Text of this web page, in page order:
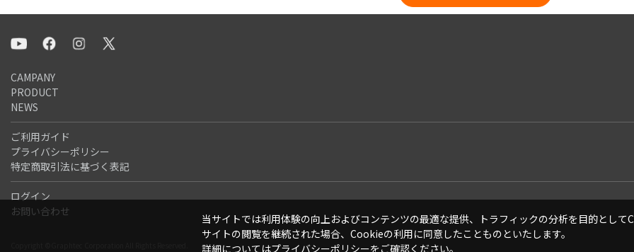
CAMPANY
PRODUCT
NEWS
ご利用ガイド
プライバシーポリシー
特定商取引法に基づく表記
ログイン
お問い合わせ
当サイトでは利用体験の向上およびコンテンツの最適な提供、トラフィックの分析を目的として
サイトの閲覧を継続された場合、Cookieの利用に同意したことものといたします。
詳細についてはプライバシーポリシーをご確認ください。